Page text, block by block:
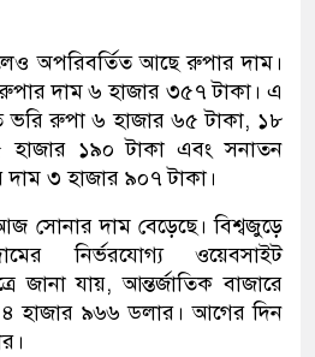
অপরিবর্তিত আছে রুপার দাম।
দাম ৬ হাজার ৩৫৭ টাকা। এ
ভরি রুপা ৬ হাজার ৬৫ টাকা, ১৮
হাজার ১৯০ টাকা এবং সনাতন
দাম ৩ হাজার ৯০৭ টাকা।
সোনার দাম বেড়েছে। বিশ্বজুড়ে
নির্ভরযোগ্য ওয়েবসাইট
জানা যায়, আন্তর্জাতিক বাজারে
৪ হাজার ৯৬৬ ডলার। আগের দিন